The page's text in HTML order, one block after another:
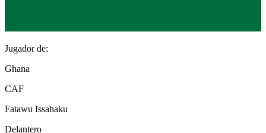
Jugador de:
Ghana
CAF
Fatawu Issahaku
Delantero